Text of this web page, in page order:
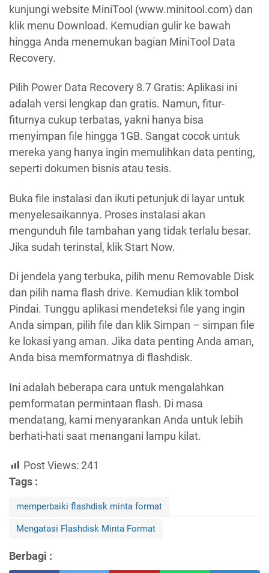
kunjungi website MiniTool (www.minitool.com) dan
klik menu Download. Kemudian gulir ke bawah
hingga Anda menemukan bagian MiniTool Data
Recovery.
Pilih Power Data Recovery 8.7 Gratis: Aplikasi ini
adalah versi lengkap dan gratis. Namun, fitur-
fiturnya cukup terbatas, yakni hanya bisa
menyimpan file hingga 1GB. Sangat cocok untuk
mereka yang hanya ingin memulihkan data penting,
seperti dokumen bisnis atau tesis.
Buka file instalasi dan ikuti petunjuk di layar untuk
menyelesaikannya. Proses instalasi akan
mengunduh file tambahan yang tidak terlalu besar.
Jika sudah terinstal, klik Start Now.
Di jendela yang terbuka, pilih menu Removable Disk
dan pilih nama flash drive. Kemudian klik tombol
Pindai. Tunggu aplikasi mendeteksi file yang ingin
Anda simpan, pilih file dan klik Simpan – simpan file
ke lokasi yang aman. Jika data penting Anda aman,
Anda bisa memformatnya di flashdisk.
Ini adalah beberapa cara untuk mengalahkan
pemformatan permintaan flash. Di masa
mendatang, kami menyarankan Anda untuk lebih
berhati-hati saat menangani lampu kilat.
Post Views: 241
Tags :
memperbaiki flashdisk minta format
Mengatasi Flashdisk Minta Format
Berbagi :